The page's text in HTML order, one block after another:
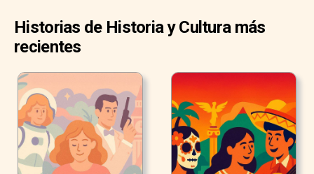
Historias de Historia y Cultura más
recientes